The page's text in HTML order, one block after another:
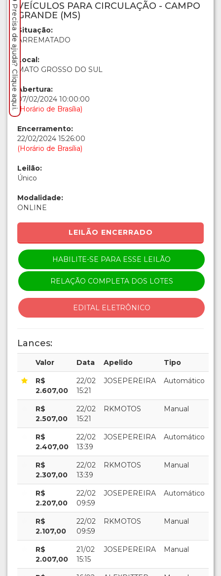
VEÍCULOS PARA CIRCULAÇÃO - CAMPO
GRANDE (MS)
Situação:
ARREMATADO
Local:
MATO GROSSO DO SUL
Abertura:
07/02/2024 10:00:00
(Horário de Brasília)
Encerramento:
22/02/2024 15:26:00
(Horário de Brasília)
Leilão:
Único
Modalidade:
ONLINE
LEILÃO ENCERRADO
HABILITE-SE PARA ESSE LEILÃO
RELAÇÃO COMPLETA DOS LOTES
EDITAL ELETRÔNICO
Lances:
Valor Data Apelido Tipo
R$
2.607,00
22/02
15:21
JOSEPEREIRA Automático
R$
2.507,00
22/02
15:21
RKMOTOS Manual
R$
2.407,00
22/02
13:39
JOSEPEREIRA Automático
R$
2.307,00
22/02
13:39
RKMOTOS Manual
R$
2.207,00
22/02
09:59
JOSEPEREIRA Automático
R$
2.107,00
22/02
09:59
RKMOTOS Manual
R$
2.007,00
21/02
15:15
JOSEPEREIRA Manual
Precisa de ajuda? Clique aqui.